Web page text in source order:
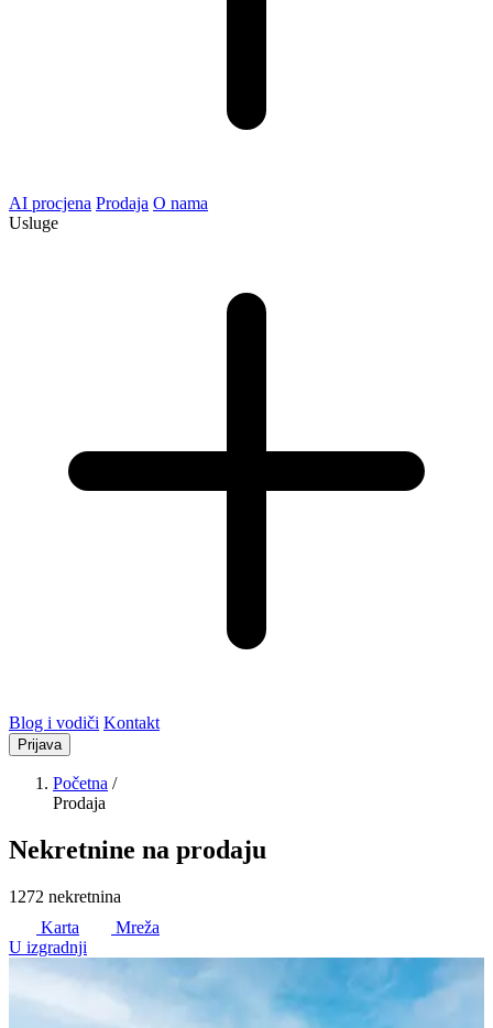
AI procjena Prodaja O nama
Usluge
Blog i vodiči Kontakt
Prijava
Početna /
Prodaja
Nekretnine na prodaju
1272 nekretnina
Karta
Mreža
U izgradnji